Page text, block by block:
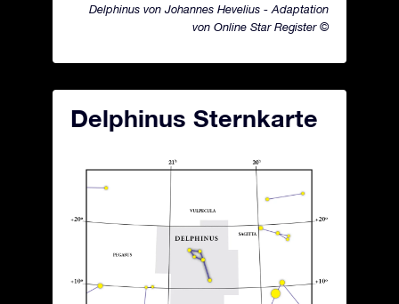
Delphinus von Johannes Hevelius - Adaptation
von Online Star Register ©
Delphinus Sternkarte